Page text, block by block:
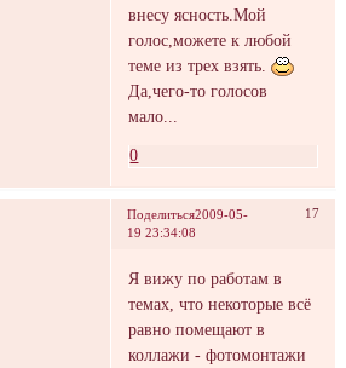
внесу ясность.Мой
голос,можете к любой
теме из трех взять.
Да,чего-то голосов
мало...
0
Поделиться 17
2009-05-
19 23:34:08
Я вижу по работам в
темах, что некоторые всё
равно помещают в
коллажи - фотомонтажи